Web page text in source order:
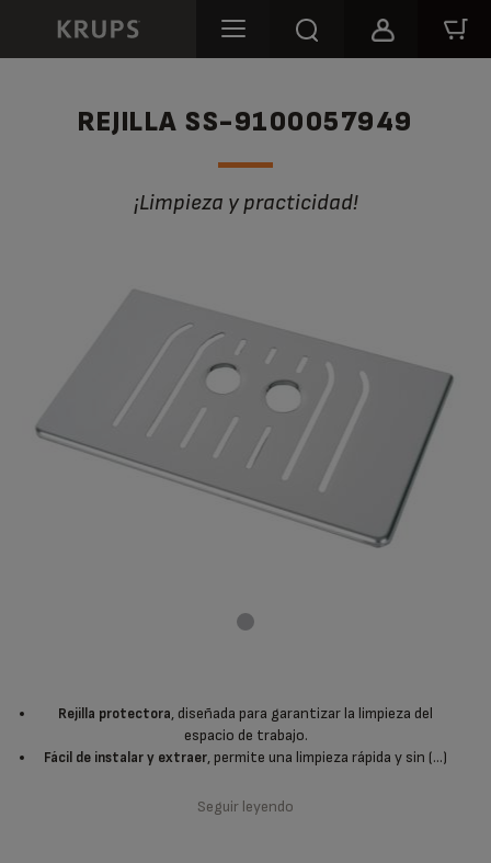
REJILLA SS-9100057949
¡Limpieza y practicidad!
Rejilla protectora, diseñada para garantizar la limpieza del
espacio de trabajo.
Fácil de instalar y extraer, permite una limpieza rápida y sin (...)
Seguir leyendo